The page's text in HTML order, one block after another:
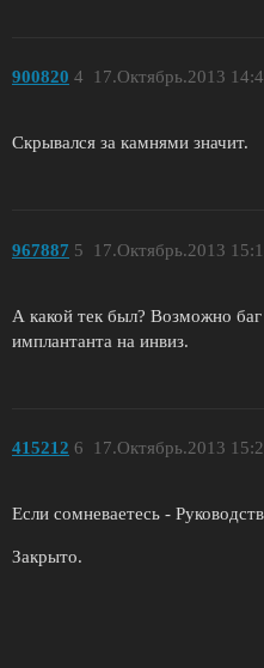
900820 17.Октябрь.2013
4
Скрывался за камнями значит.
967887 17.Октябрь.2013
5
А какой тек был? Возможно
имплантанта на инвиз.
415212 17.Октябрь.2013
6
Если сомневаетесь -
Закрыто.